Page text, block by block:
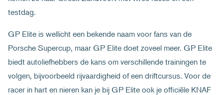
testdag.
GP Elite is wellicht een bekende naam voor fans van de
Porsche Supercup, maar GP Elite doet zoveel meer. GP Elite
biedt autoliefhebbers de kans om verschillende trainingen te
volgen, bijvoorbeeld rijvaardigheid of een driftcursus. Voor de
racer in hart en nieren kan je bij GP Elite ook je officiële KNAF